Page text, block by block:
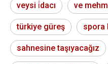
veysi i̇dacı ve
türkiye güreş spora
sahnesine taşıyacağız